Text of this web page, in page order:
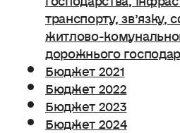
транспорту, зв’язку,
житлово-
дорожнього
Бюджет 2021
Бюджет 2022
Бюджет 2023
Бюджет 2024